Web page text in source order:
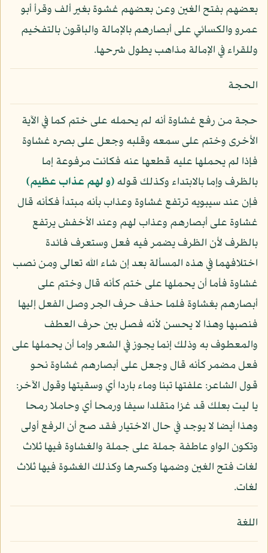
بعضهم بفتح الغين وعن بعضهم غشوة بغير ألف وقرأ أبو
عمرو والكسائي على أبصارهم بالإمالة والباقون بالتفخيم
وللقراء في الإمالة مذاهب يطول شرحها.
الحجة
حجة من رفع غشاوة أنه لم يحمله على ختم كما في الآية
الأخرى وختم على سمعه وقلبه وجعل على بصره غشاوة
فإذا لم يحملها عليه قطعها عنه فكانت مرفوعة إما
بالظرف وإما بالابتداء وكذلك قوله﴿و لهم عذاب عظيم﴾
فإن عند سيبويه ترتفع غشاوة وعذاب بأنه مبتدأ فكأنه قال
غشاوة على أبصارهم وعذاب لهم وعند الأخفش يرتفع
بالظرف لأن الظرف يضمر فيه فعل وستعرف فائدة
اختلافهما في هذه المسألة بعد إن شاء الله تعالى ومن نصب
غشاوة فأما أن يحملها على ختم كأنه قال وختم على
أبصارهم بغشاوة فلما حذف حرف الجر وصل الفعل إليها
فنصبها وهذا لا يحسن لأنه فصل بين حرف العطف
والمعطوف به وذلك إنما يجوز في الشعر وإما أن يحملها على
فعل مضمر كأنه قال وجعل على أبصارهم غشاوة نحو
قول الشاعر: علفتها تبنا وماء باردا أي وسقيتها وقول الآخر:
يا ليت بعلك قد غزا متقلدا سيفا ورمحا أي وحاملا رمحا
وهذا أيضا لا يوجد في حال الاختيار فقد صح أن الرفع أولى
وتكون الواو عاطفة جملة على جملة والغشاوة فيها ثلاث
لغات فتح الغين وضمها وكسرها وكذلك الغشوة فيها ثلاث
لغات.
اللغة